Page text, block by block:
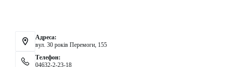
Адреса:
вул. 30 років Перемоги, 155
Телефон:
04632-2-23-18